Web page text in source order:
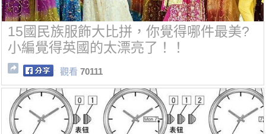
15國民族服飾大比拼，你覺得哪件最美?
小編覺得英國的太漂亮了！！
觀看 70111